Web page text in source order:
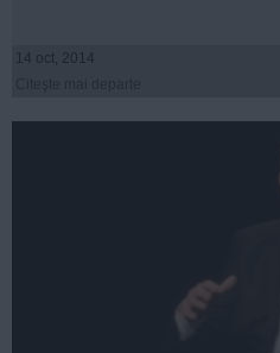
14 oct, 2014